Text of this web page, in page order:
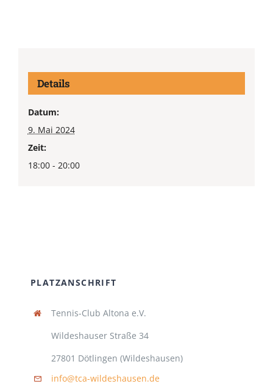
Details
Datum:
9. Mai 2024
Zeit:
18:00 - 20:00
PLATZANSCHRIFT
Tennis-Club Altona e.V.
Wildeshauser Straße 34
27801 Dötlingen (Wildeshausen)
info@tca-wildeshausen.de